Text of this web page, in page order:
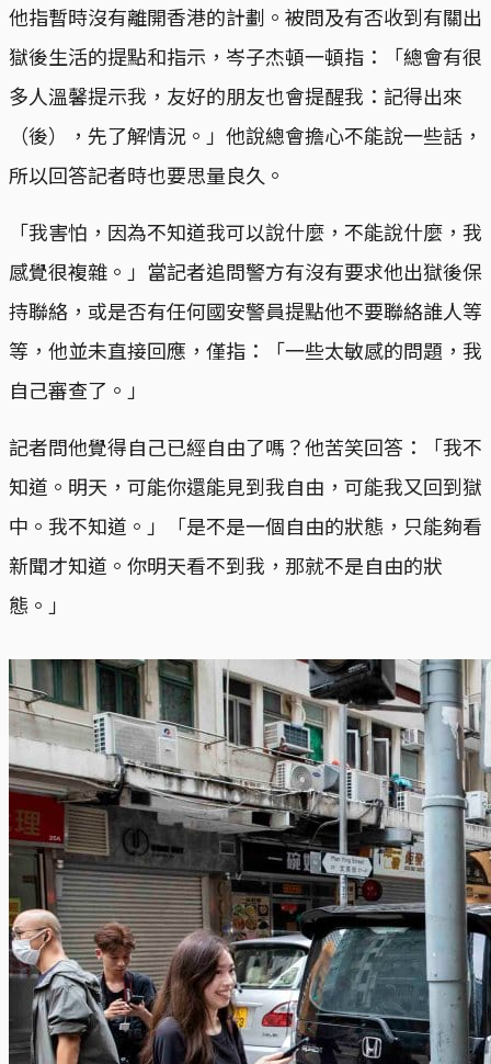
他指暫時沒有離開香港的計劃。被問及有否收到有關出
獄後生活的提點和指示，岑子杰頓一頓指：「總會有很
多人溫馨提示我，友好的朋友也會提醒我：記得出來
（後），先了解情況。」他說總會擔心不能說一些話，
所以回答記者時也要思量良久。
「我害怕，因為不知道我可以說什麼，不能說什麼，我
感覺很複雜。」當記者追問警方有沒有要求他出獄後保
持聯絡，或是否有任何國安警員提點他不要聯絡誰人等
等，他並未直接回應，僅指：「一些太敏感的問題，我
自己審查了。」
記者問他覺得自己已經自由了嗎？他苦笑回答：「我不
知道。明天，可能你還能見到我自由，可能我又回到獄
中。我不知道。」「是不是一個自由的狀態，只能夠看
新聞才知道。你明天看不到我，那就不是自由的狀
態。」